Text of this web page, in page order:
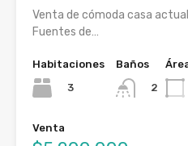
Venta de cómoda casa
Fuentes de…
Habitaciones
3
Baños
2
Venta